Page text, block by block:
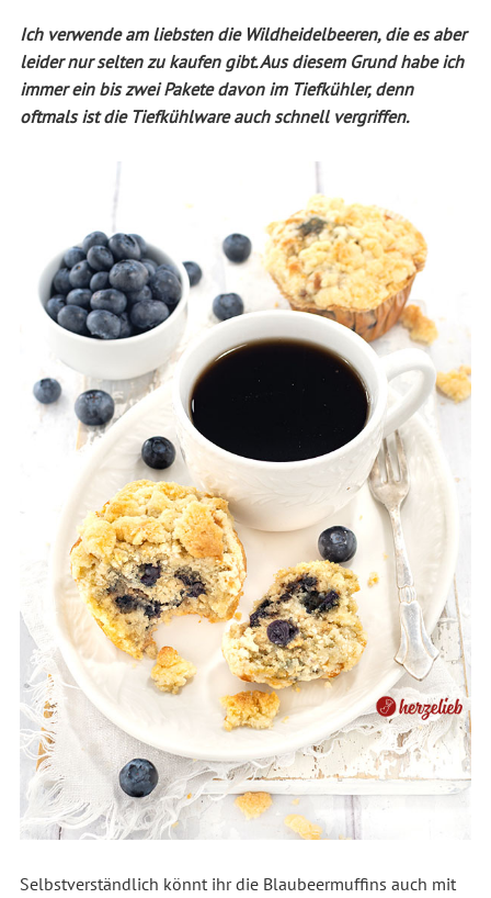
Ich verwende am liebsten die Wildheidelbeeren, die es aber
leider nur selten zu kaufen gibt. Aus diesem Grund habe ich
immer ein bis zwei Pakete davon im Tiefkühler, denn
oftmals ist die Tiefkühlware auch schnell vergriffen.
Selbstverständlich könnt ihr die Blaubeermuffins auch mit